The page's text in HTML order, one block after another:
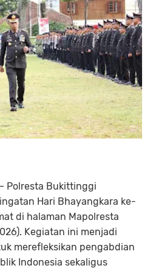
Polresta Bukittinggi
Hari Bhayangkara ke-
di halaman Mapolresta
Kegiatan ini menjadi
merefleksikan pengabdian
Indonesia sekaligus